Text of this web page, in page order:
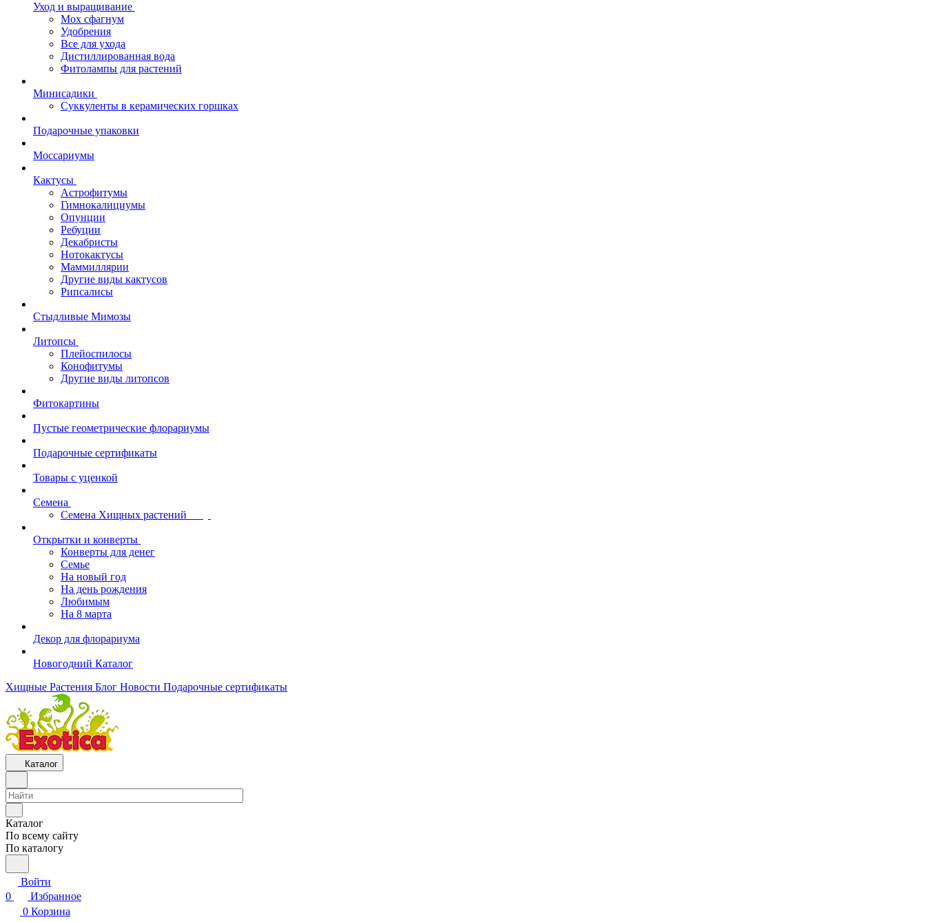
Уход и выращивание
Мох сфагнум
Удобрения
Все для ухода
Дистиллированная вода
Фитолампы для растений
Минисадики
Суккуленты в керамических горшках
Подарочные упаковки
Моссариумы
Кактусы
Астрофитумы
Гимнокалициумы
Опунции
Ребуции
Декабристы
Нотокактусы
Маммиллярии
Другие виды кактусов
Рипсалисы
Стыдливые Мимозы
Литопсы
Плейоспилосы
Конофитумы
Другие виды литопсов
Фитокартины
Пустые геометрические флорариумы
Подарочные сертификаты
Товары с уценкой
Семена
Семена Хищных растений
Открытки и конверты
Конверты для денег
Семье
На новый год
На день рождения
Любимым
На 8 марта
Декор для флорариума
Новогодний Каталог
Хищные Растения Блог Новости Подарочные сертификаты
Каталог
Каталог
По всему сайту
По каталогу
Войти
0
Избранное
0 Корзина